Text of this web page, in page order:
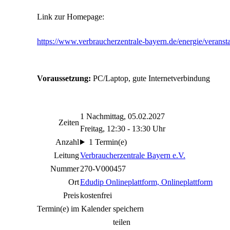
Link zur Homepage:
https://www.verbraucherzentrale-bayern.de/energie/
Voraussetzung: PC/Laptop, gute Internetverbindung
Zeiten
1 Nachmittag, 05.02.2027
Freitag, 12:30 - 13:30 Uhr
Anzahl
1 Termin(e)
LeitungVerbraucherzentrale Bayern e.V.
Nummer270-V000457
OrtEdudip Onlineplattform, Onlineplattform
Preiskostenfrei
Termin(e) im Kalender speichern
teilen